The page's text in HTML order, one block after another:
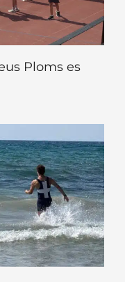
Ploms es